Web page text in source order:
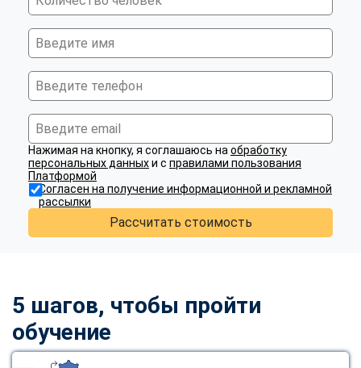
Нажимая на кнопку, я соглашаюсь на обработку
персональных данныхи с правилами пользования
Платформой
Согласен на получение информационной и рекламной
рассылки
Рассчитать стоимость
5 шагов, чтобы пройти
обучение